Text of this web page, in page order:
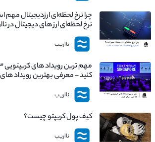
چرا نرخ لحظه‌ای ارزدیجیتال
نرخ لحظه‌ای ارز های دیجیتال در
نااریب
کنید – معرفی بهترین رویداد
نااریب
کیف پول کریپتو چیست؟
نااریب